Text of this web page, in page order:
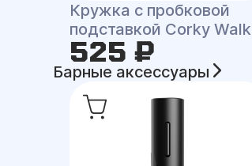
Кружка с пробковой
подставкой Corky Walk
525 ₽
Барные аксессуары